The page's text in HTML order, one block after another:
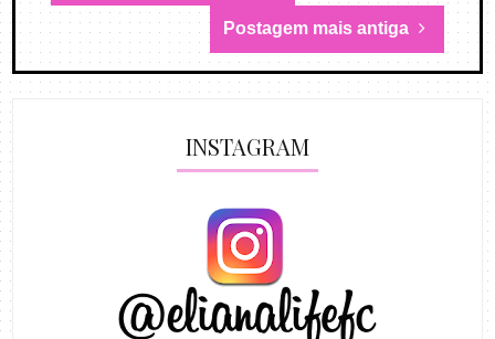
Postagem mais antiga
INSTAGRAM